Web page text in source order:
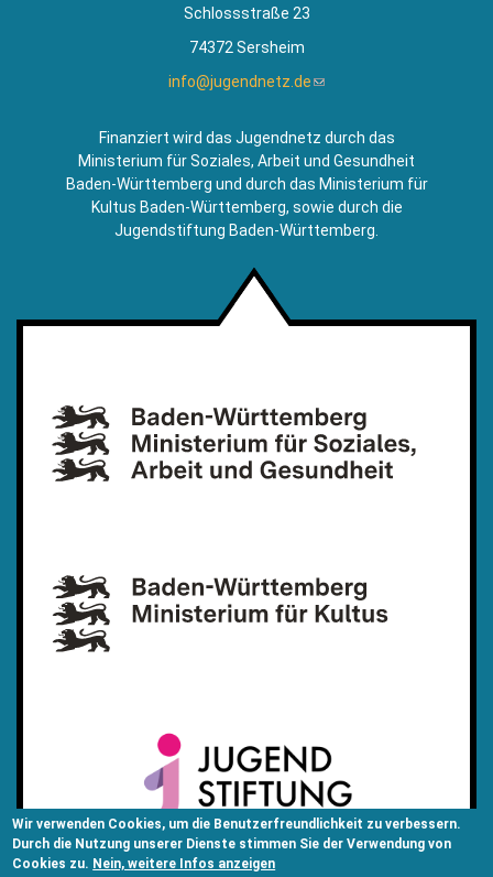
Wir verwenden Cookies, um die Benutzerfreundlichkeit zu verbessern.
Durch die Nutzung unserer Dienste stimmen Sie der Verwendung von
Cookies zu. Nein, weitere Infos anzeigen
Schlossstraße 23
74372 Sersheim
info@jugendnetz.de(Link
Mail)
Finanziert wird das Jugendnetz durch das
Ministerium für Soziales, Arbeit und Gesundheit
Baden-Württemberg und durch das Ministerium für
Kultus Baden-Württemberg, sowie durch die
Jugendstiftung Baden-Württemberg.